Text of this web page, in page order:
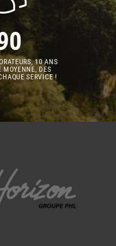
10 ANS
MOYENNE, DES
SERVICE !